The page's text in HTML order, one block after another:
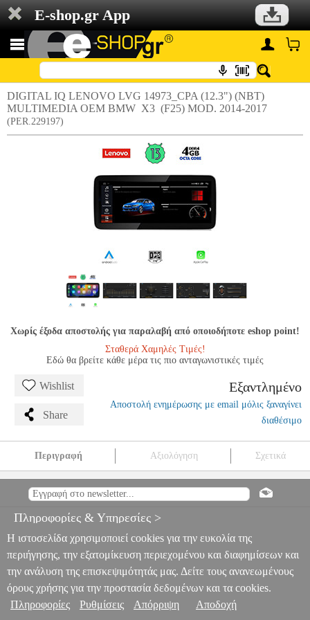
E-shop.gr App
DIGITAL IQ LENOVO LVG 14973_CPA (12.3") (NBT)
MULTIMEDIA OEM BMW X3 (F25) MOD. 2014-2017
(PER.229197)
Χωρίς έξοδα αποστολής για παραλαβή από οποιοδήποτε eshop point!
Σταθερά Χαμηλές Τιμές!
Εδώ θα βρείτε κάθε μέρα τις πιο ανταγωνιστικές τιμές
Wishlist
Share
Εξαντλημένο
Αποστολή ενημέρωσης με email μόλις ξαναγίνει
διαθέσιμο
Περιγραφή Αξιολόγηση Σχετικά
MULTIMEDIA OEM BMW X3 (F25) MOD. 2014-2017
ΗΧΟΣΥΣΤΗΜΑΤΑ ΑΥΤΟΚΙΝΗΤΟΥ
LVG 14973_CPA (12.3") (NBT) MULTIMEDIA OEM BMW X3
(F25) MOD. 2014-2017
0
Πληροφορίες & Υπηρεσίες >
Η ιστοσελίδα χρησιμοποιεί cookies για την ευκολία της
περιήγησης, την εξατομίκευση περιεχομένου και διαφημίσεων και
την ανάλυση της επισκεψιμότητάς μας. Δείτε τους ανανεωμένους
όρους χρήσης για την προστασία δεδομένων και τα cookies.
Πληροφορίες
Ρυθμίσεις Απόρριψη Αποδοχή